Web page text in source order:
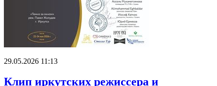
29.05.2026 11:13
Клип иркутских режиссера и